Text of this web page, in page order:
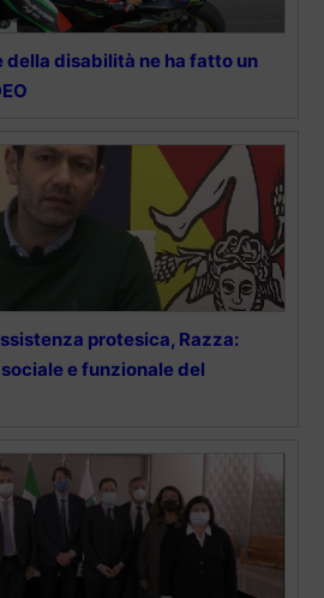
della disabilità ne ha fatto un
protesica, Razza:
e funzionale del